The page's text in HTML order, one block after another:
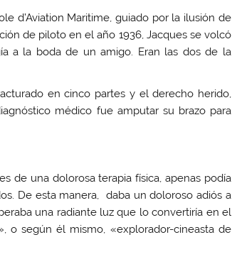
d’Aviation Maritime, guiado por la ilusión de
de piloto en el año 1936, Jacques se volcó
a la boda de un amigo. Eran las dos de la
en cinco partes y el derecho herido,
médico fue amputar su brazo para
de una dolorosa terapia física, apenas podía
De esta manera, daba un doloroso adiós a
una radiante luz que lo convertiría en el
o según él mismo, «explorador-cineasta de